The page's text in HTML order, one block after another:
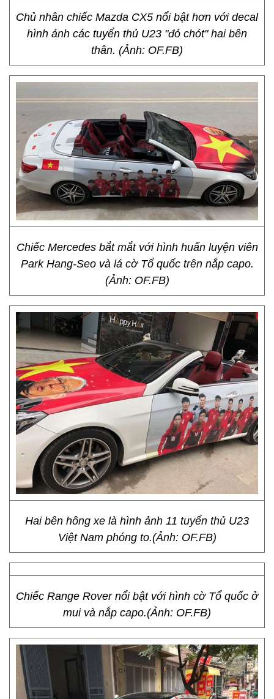
Chủ nhân chiếc Mazda CX5 nổi bật hơn với decal
hình ảnh các tuyển thủ U23 "đỏ chót" hai bên
thân. (Ảnh: OF.FB)
Chiếc Mercedes bắt mắt với hình huấn luyện viên
Park Hang-Seo và lá cờ Tổ quốc trên nắp capo.
(Ảnh: OF.FB)
Hai bên hông xe là hình ảnh 11 tuyển thủ U23
Việt Nam phóng to.(Ảnh: OF.FB)
Chiếc Range Rover nổi bật với hình cờ Tổ quốc ở
mui và nắp capo.(Ảnh: OF.FB)